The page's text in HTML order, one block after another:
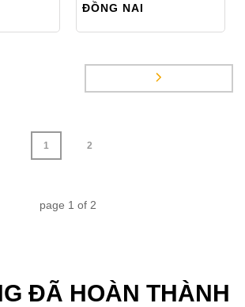
ĐỒNG NAI
1 2
page 1 of 2
ĐÃ HOÀN THÀNH